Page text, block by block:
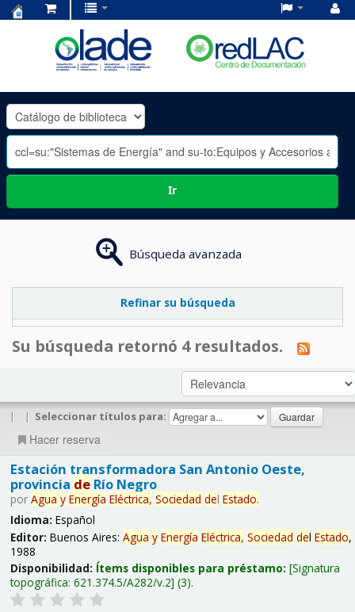
OLADE
-
Ir
Búsqueda avanzada
Refinar su búsqueda
Su búsqueda retornó 4 resultados.
| | Seleccionar títulos para:
Hacer reserva
Estación transformadora San Antonio Oeste,
provincia deRío Negro
por Agua y Energía Eléctrica, Sociedad del Estado.
Idioma: Español
Editor: Buenos Aires: Agua y Energía Eléctrica, Sociedad del Estado,
1988
Disponibilidad: Ítems disponibles para préstamo: Signatura
topográfica: 621.374.5/A282/v.2 (3).